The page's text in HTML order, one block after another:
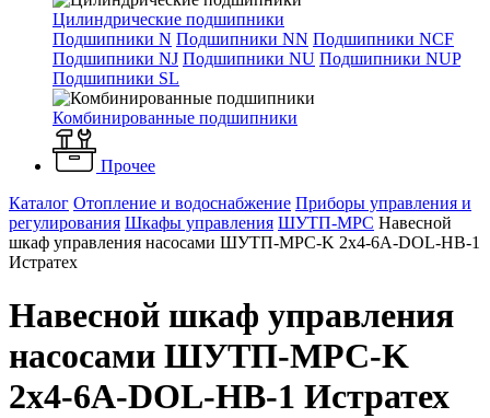
Цилиндрические подшипники
Подшипники N Подшипники NN Подшипники NCF
Подшипники NJ Подшипники NU Подшипники NUP
Подшипники SL
Комбинированные подшипники
Прочее
Каталог Отопление и водоснабжение Приборы управления и
регулирования Шкафы управления ШУТП-MPC Навесной
шкаф управления насосами ШУТП-MPC-K 2x4-6A-DOL-НВ-1
Истратех
Навесной шкаф управления
насосами ШУТП-MPC-K
2x4-6A-DOL-НВ-1 Истратех